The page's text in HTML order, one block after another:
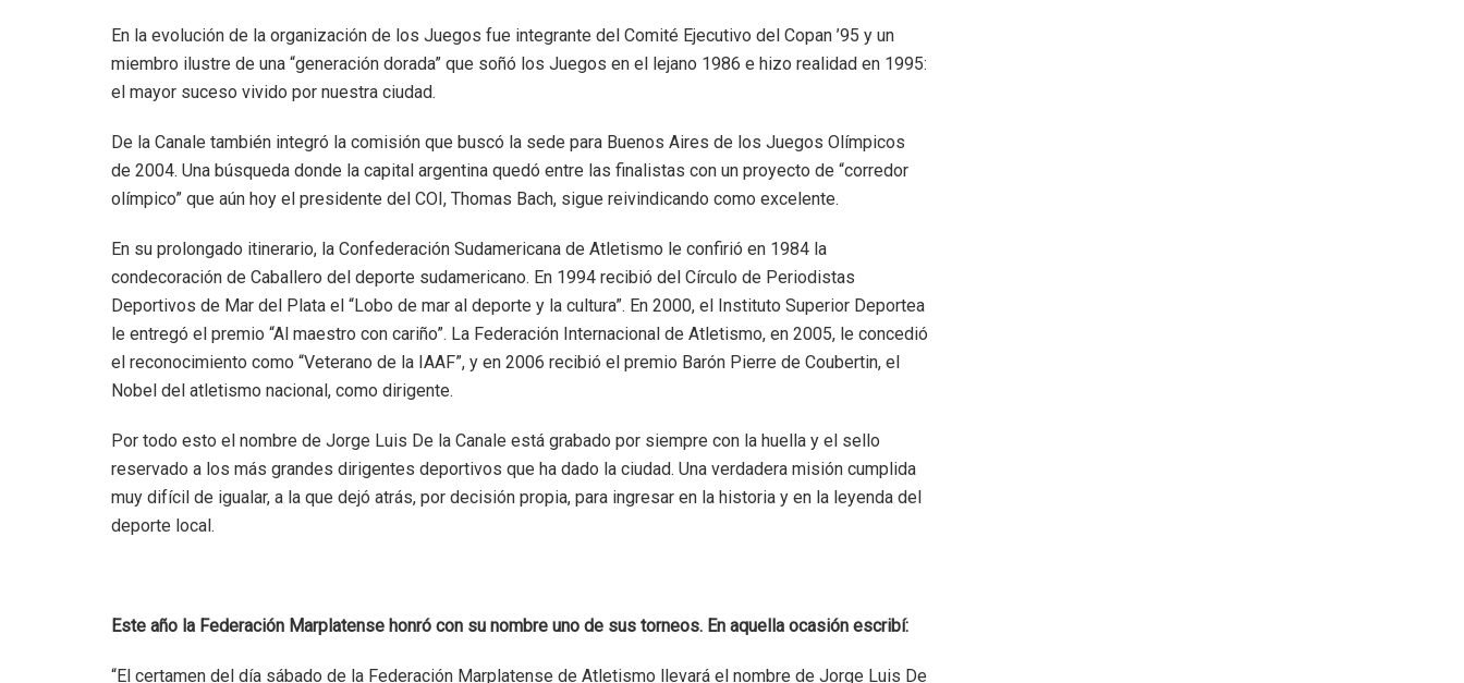
En la evolución de la organización de los Juegos fue integrante del Comité Ejecutivo del Copan ’95 y un
miembro ilustre de una “generación dorada” que soñó los Juegos en el lejano 1986 e hizo realidad en 1995:
el mayor suceso vivido por nuestra ciudad.
De la Canale también integró la comisión que buscó la sede para Buenos Aires de los Juegos Olímpicos
de 2004. Una búsqueda donde la capital argentina quedó entre las finalistas con un proyecto de “corredor
olímpico” que aún hoy el presidente del COI, Thomas Bach, sigue reivindicando como excelente.
En su prolongado itinerario, la Confederación Sudamericana de Atletismo le confirió en 1984 la
condecoración de Caballero del deporte sudamericano. En 1994 recibió del Círculo de Periodistas
Deportivos de Mar del Plata el “Lobo de mar al deporte y la cultura”. En 2000, el Instituto Superior Deportea
le entregó el premio “Al maestro con cariño”. La Federación Internacional de Atletismo, en 2005, le concedió
el reconocimiento como “Veterano de la IAAF”, y en 2006 recibió el premio Barón Pierre de Coubertin, el
Nobel del atletismo nacional, como dirigente.
Por todo esto el nombre de Jorge Luis De la Canale está grabado por siempre con la huella y el sello
reservado a los más grandes dirigentes deportivos que ha dado la ciudad. Una verdadera misión cumplida
muy difícil de igualar, a la que dejó atrás, por decisión propia, para ingresar en la historia y en la leyenda del
deporte local.
Este año la Federación Marplatense honró con su nombre uno de sus torneos. En aquella ocasión escribí:
“El certamen del día sábado de la Federación Marplatense de Atletismo llevará el nombre de Jorge Luis De